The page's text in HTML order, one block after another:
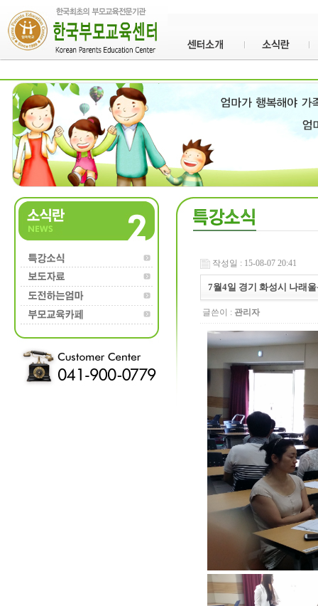
작성일 : 15-08-07 20:41
7월4일 경기 화성시 나래
글쓴이 : 관리자